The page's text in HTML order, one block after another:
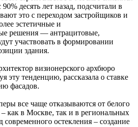
десять лет назад, подсчитали в
это с переходом застройщиков и
эстетичные и
решения — антрацитовые,
участвовать в формировании
здания.
визионерского архбюро
эту тенденцию, рассказала о ставке
фасадов.
все чаще отказываются от белого
как в Москве, так и в региональных
современного остекления – создание